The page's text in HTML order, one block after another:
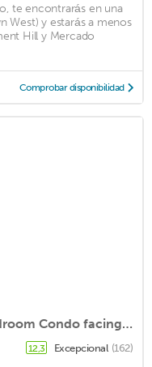
te encontrarás en una
West) y estarás a menos
Hill y Mercado
Comprobar disponibilidad
Marvellous Waterfront Two Bedroom Condo facing Parliament Hill and Ottawa River
12,3 Excepcional (162)